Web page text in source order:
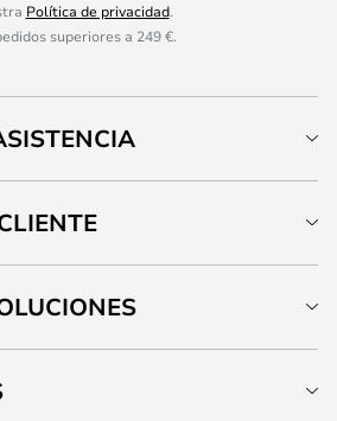
Política de privacidad.
superiores a 249 €.